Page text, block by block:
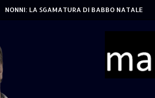
NONNI: LA SGAMATURA DI BABBO NATALE